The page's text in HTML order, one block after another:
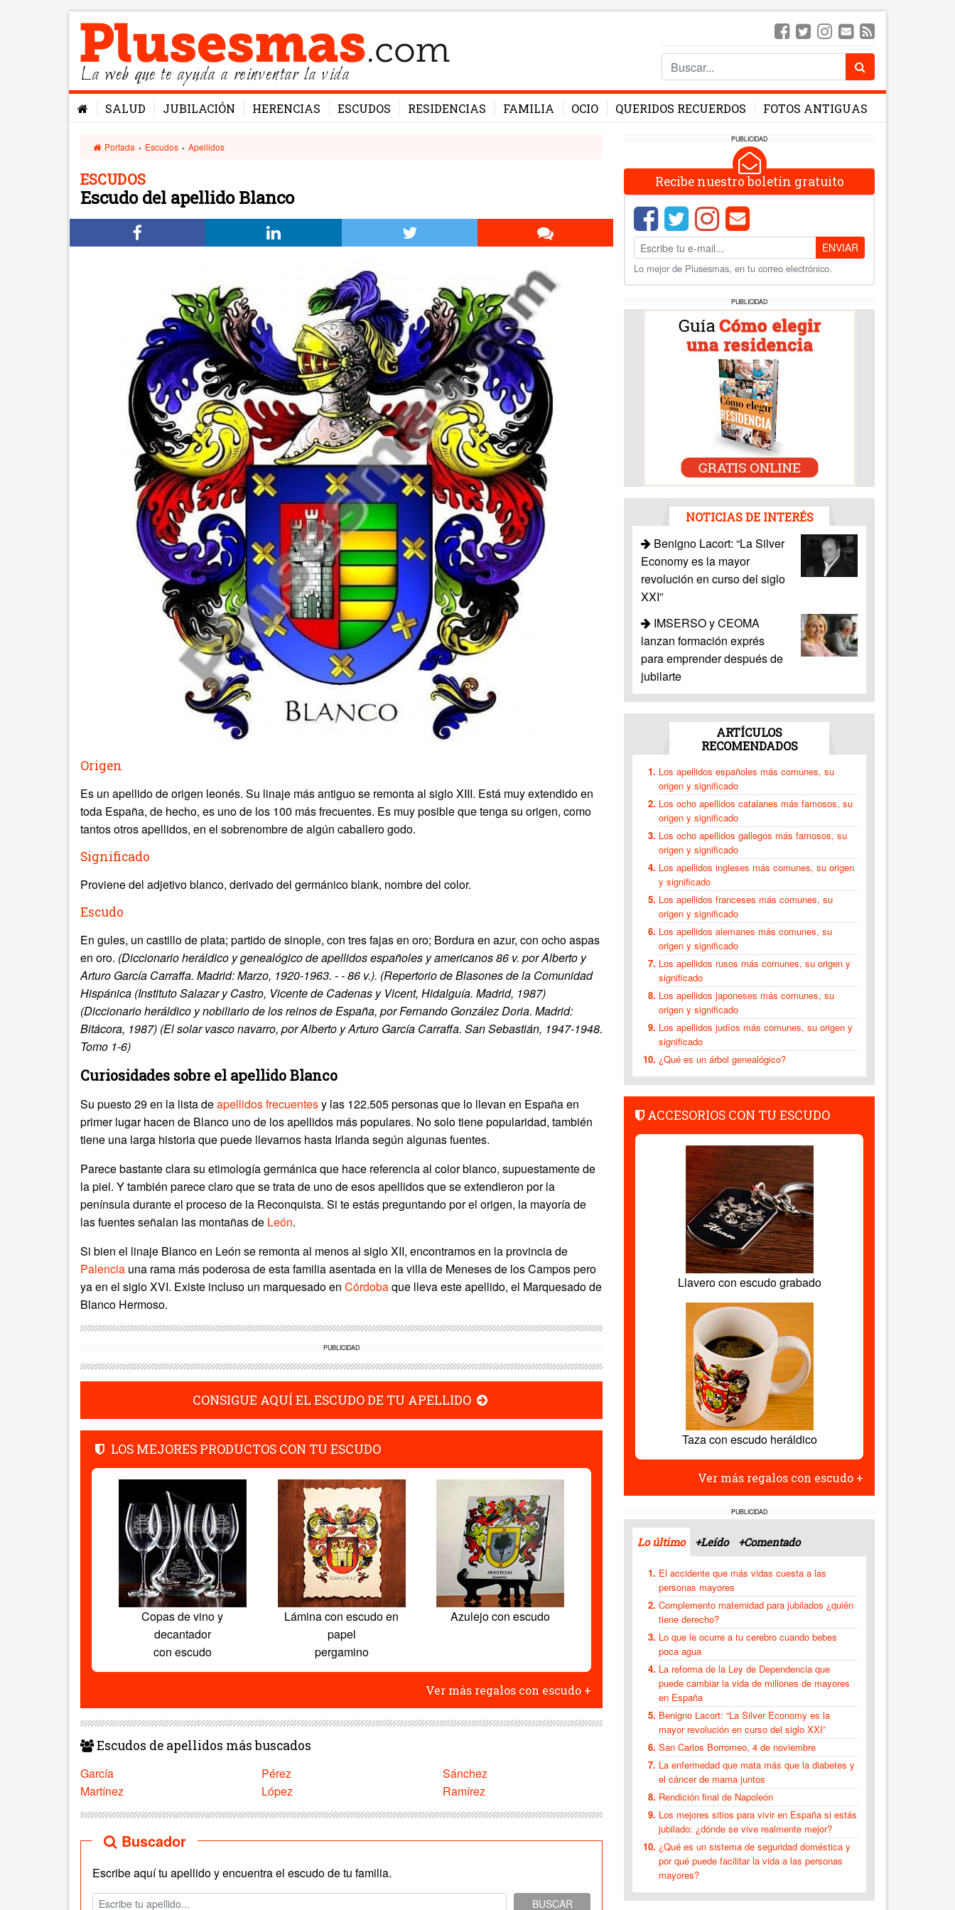
La web que te ayuda a reinventar la vida
SALUD JUBILACIÓN HERENCIAS ESCUDOS RESIDENCIAS FAMILIA OCIO QUERIDOS RECUERDOS FOTOS ANTIGUAS
Portada › Escudos › Apellidos
ESCUDOS
Escudo del apellido Blanco
Origen
Es un apellido de origen leonés. Su linaje más antiguo se remonta al siglo XIII. Está muy extendido en
toda España, de hecho, es uno de los 100 más frecuentes. Es muy posible que tenga su origen, como
tantos otros apellidos, en el sobrenombre de algún caballero godo.
Significado
Proviene del adjetivo blanco, derivado del germánico blank, nombre del color.
Escudo
En gules, un castillo de plata; partido de sinople, con tres fajas en oro; Bordura en azur, con ocho aspas
en oro. (Diccionario heráldico y genealógico de apellidos españoles y americanos 86 v. por Alberto y
Arturo García Carraffa. Madrid: Marzo, 1920-1963. - - 86 v.). (Repertorio de Blasones de la Comunidad
Hispánica (Instituto Salazar y Castro, Vicente de Cadenas y Vicent, Hidalguía. Madrid, 1987)
(Diccionario heráldico y nobiliario de los reinos de España, por Fernando González Doria. Madrid:
Bitácora, 1987) (El solar vasco navarro, por Alberto y Arturo García Carraffa. San Sebastián, 1947-1948.
Tomo 1-6)
Curiosidades sobre el apellido Blanco
Su puesto 29 en la lista deapellidos frecuentesy las 122.505 personas que lo llevan en España en
primer lugar hacen de Blanco uno de los apellidos más populares. No solo tiene popularidad, también
tiene una larga historia que puede llevarnos hasta Irlanda según algunas fuentes.
Parece bastante clara su etimología germánica que hace referencia al color blanco, supuestamente de
la piel. Y también parece claro que se trata de uno de esos apellidos que se extendieron por la
península durante el proceso de la Reconquista. Si te estás preguntando por el origen, la mayoría de
las fuentes señalan las montañas de León.
Si bien el linaje Blanco en León se remonta al menos al siglo XII, encontramos en la provincia de
Palencia una rama más poderosa de esta familia asentada en la villa de Meneses de los Campos pero
ya en el siglo XVI. Existe incluso un marquesado en Córdobaque lleva este apellido, el Marquesado de
Blanco Hermoso.
PUBLICIDAD
CONSIGUE AQUÍ EL ESCUDO DE TU APELLIDO
LOS MEJORES PRODUCTOS CON TU ESCUDO
Copas de vino y
decantador
con escudo
Lámina con escudo en
papel
pergamino
Azulejo con escudo
Ver más regalos con escudo +
Escudos de apellidos más buscados
García
Pérez
Sánchez
Martínez
López Ramírez
Buscador
Escribe aquí tu apellido y encuentra el escudo de tu familia.
BUSCAR
PUBLICIDAD
Recibe nuestro boletín gratuito
ENVIAR
Lo mejor de Plusesmas, en tu correo electrónico.
PUBLICIDAD
NOTICIAS DE INTERÉS
Benigno Lacort: “La Silver
Economy es la mayor
revolución en curso del siglo
XXI”
IMSERSO y CEOMA
lanzan formación exprés
para emprender después de
jubilarte
ARTÍCULOS
RECOMENDADOS
Los apellidos españoles más comunes, su
origen y significado
Los ocho apellidos catalanes más famosos, su
origen y significado
Los ocho apellidos gallegos más famosos, su
origen y significado
Los apellidos ingleses más comunes, su origen
y significado
Los apellidos franceses más comunes, su
origen y significado
Los apellidos alemanes más comunes, su
origen y significado
Los apellidos rusos más comunes, su origen y
significado
Los apellidos japoneses más comunes, su
origen y significado
Los apellidos judíos más comunes, su origen y
significado
¿Qué es un árbol genealógico?
ACCESORIOS CON TU ESCUDO
Llavero con escudo grabado
Taza con escudo heráldico
Ver más regalos con escudo +
PUBLICIDAD
Lo último +Leído +Comentado
El accidente que más vidas cuesta a las
personas mayores
Complemento maternidad para jubilados ¿quién
tiene derecho?
Lo que le ocurre a tu cerebro cuando bebes
poca agua
La reforma de la Ley de Dependencia que
puede cambiar la vida de millones de mayores
en España
Benigno Lacort: “La Silver Economy es la
mayor revolución en curso del siglo XXI”
San Carlos Borromeo, 4 de noviembre
La enfermedad que mata más que la diabetes y
el cáncer de mama juntos
Rendición final de Napoleón
Los mejores sitios para vivir en España si estás
jubilado: ¿dónde se vive realmente mejor?
¿Qué es un sistema de seguridad doméstica y
por qué puede facilitar la vida a las personas
mayores?